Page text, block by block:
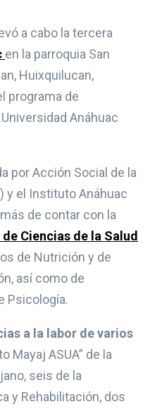
a cabo la tercera
en la parroquia San
Huixquilucan,
programa de
Anáhuac
por Acción Social de la
y el Instituto Anáhuac
de contar con la
Ciencias de la Salud
de Nutrición y de
así como de
Psicología.
a la labor de varios
Mayaj ASUA” de la
seis de la
y Rehabilitación, dos